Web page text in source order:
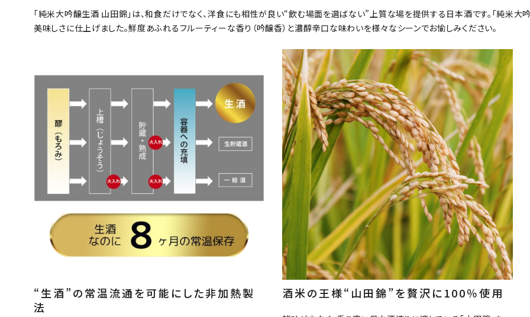
「純米大吟醸生酒 山田錦」は、和食だけでなく、洋食にも相性が良い“飲む場面を選ばない”上質な場を提供する日本酒です。「純米大
美味しさに仕上げました。鮮度あふれるフルーティーな香り（吟醸香）と濃醇辛口な味わいを様々なシーンでお愉しみください。
“生酒”の常温流通を可能にした非加熱製
法
酒米の王様“山田錦”を贅沢に100％使用